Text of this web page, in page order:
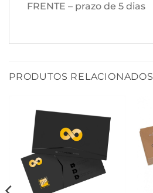
FRENTE – prazo de 5 dias
PRODUTOS RELACIONADOS